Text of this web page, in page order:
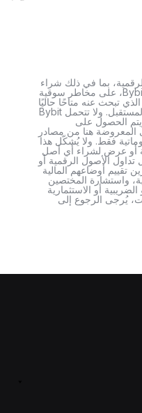
بما في ذلك شراء
وغيرها من الأصول الرقمية على Bybit، على مخاطر سوقية
تبحث عنه متاحًا حاليًا
على Bybit، فقد يصبح متاحًا في المستقبل. ولا تتحمل Bybit
الحصول على
المعروضة هنا من مصادر
فقط. ولا يُشكّل هذا
أو عرض لشراء أي أصل
تداول الأصول الرقمية أو
تقييم أوضاعهم المالية
واستشارة المختصين
أو الاستثمارية
يُرجى الرجوع إلى